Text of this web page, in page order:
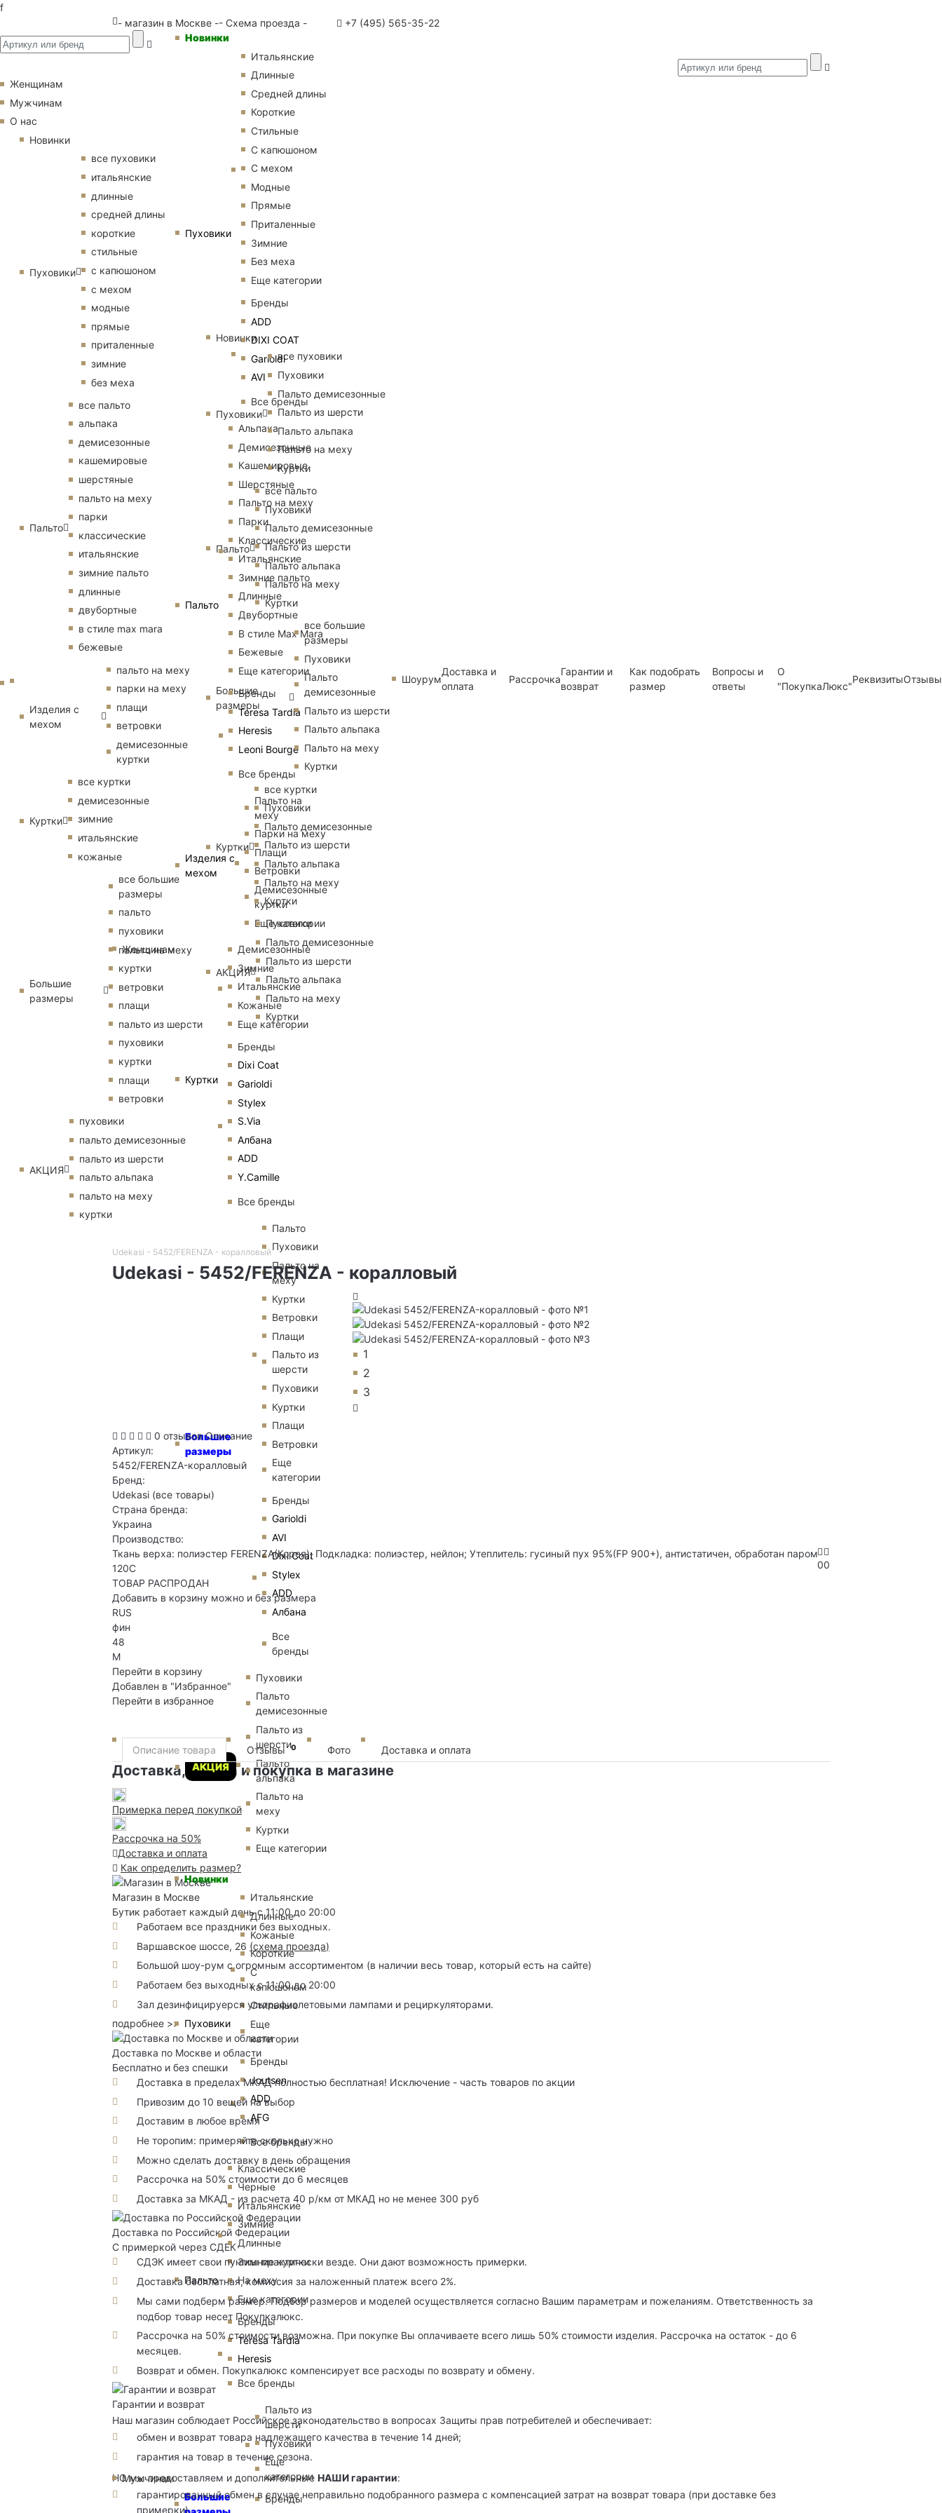
f
- магазин в Москве -- Схема проезда - +7 (495) 565-35-22
Женщинам
Новинки
Пуховики
Итальянские
Длинные
Средней длины
Короткие
Стильные
С капюшоном
С мехом
Модные
Прямые
Приталенные
Зимние
Без меха
Еще категории
Бренды
ADD
DIXI COAT
Garioldi
AVI
Все бренды
Пальто
Альпака
Демисезонные
Кашемировые
Шерстяные
Пальто на меху
Парки
Классические
Итальянские
Зимние пальто
Длинные
Двубортные
В стиле Max Mara
Бежевые
Еще категории
Бренды
Teresa Tardia
Heresis
Leoni Bourge
Все бренды
Изделия с
мехом
Пальто на
меху
Парки на меху
Плащи
Ветровки
Демисезонные
куртки
Еще категории
Куртки
Демисезонные
Зимние
Итальянские
Кожаные
Еще категории
Бренды
Dixi Coat
Garioldi
Stylex
S.Via
Албана
ADD
Y.Camille
Все бренды
Большие
размеры
Пальто
Пуховики
Пальто на
меху
Куртки
Ветровки
Плащи
Пальто из
шерсти
Пуховики
Куртки
Плащи
Ветровки
Еще
категории
Бренды
Garioldi
AVI
Dixi Coat
Stylex
ADD
Албана
Все
бренды
АКЦИЯ
Пуховики
Пальто
демисезонные
Пальто из
шерсти
Пальто
альпака
Пальто на
меху
Куртки
Еще категории
Мужчинам
Новинки
Пуховики
Итальянские
Длинные
Кожаные
Короткие
С
капюшоном
Стильные
Еще
категории
Бренды
Joutsen
ADD
AFG
Все бренды
Пальто
Классические
Черные
Итальянские
Зимние
Длинные
Зимние куртки
На меху
Еще категории
Бренды
Teresa Tardia
Heresis
Все бренды
Большие
Пальто из
шерсти
Пуховики
Еще
категории
Бренды
00
Женщинам
Мужчинам
О нас
Новинки
Пуховики
все пуховики
итальянские
длинные
средней длины
короткие
стильные
с капюшоном
с мехом
модные
прямые
приталенные
зимние
без меха
Пальто
все пальто
альпака
демисезонные
кашемировые
шерстяные
пальто на меху
парки
классические
итальянские
зимние пальто
длинные
двубортные
в стиле max mara
бежевые
Изделия с
мехом
пальто на меху
парки на меху
плащи
ветровки
демисезонные
куртки
Куртки
все куртки
демисезонные
зимние
итальянские
кожаные
Большие
размеры
все большие
размеры
пальто
пуховики
пальто на меху
куртки
ветровки
плащи
пальто из шерсти
пуховики
куртки
плащи
ветровки
АКЦИЯ
пуховики
пальто демисезонные
пальто из шерсти
пальто альпака
пальто на меху
куртки
Новинки
Пуховики
все пуховики
Пуховики
Пальто демисезонные
Пальто из шерсти
Пальто альпака
Пальто на меху
Куртки
Пальто
все пальто
Пуховики
Пальто демисезонные
Пальто из шерсти
Пальто альпака
Пальто на меху
Куртки
Большие
размеры
все большие
размеры
Пуховики
Пальто
демисезонные
Пальто из шерсти
Пальто альпака
Пальто на меху
Куртки
Куртки
все куртки
Пуховики
Пальто демисезонные
Пальто из шерсти
Пальто альпака
Пальто на меху
Куртки
АКЦИЯ
Пуховики
Пальто демисезонные
Пальто из шерсти
Пальто альпака
Пальто на меху
Куртки
Шоурум
Доставка и
оплата
Рассрочка
Гарантии и
возврат
Как подобрать
размер
Вопросы и
ответы
О
"ПокупкаЛюкс"
РеквизитыОтзывы
Udekasi - 5452/FERENZA - коралловый
Udekasi - 5452/FERENZA - коралловый
1
2
3
0 отзывов Описание
Артикул:
5452/FERENZA-коралловый
Бренд:
Udekasi (все товары)
Страна бренда:
Украина
Производство:
Ткань верха: полиэстер FERENZA(Корея); Подкладка: полиэстер, нейлон; Утеплитель: гусиный пух 95%(FP 900+), антистатичен, обработан паром
120С
ТОВАР РАСПРОДАН
Добавить в корзину можно и без размера
RUS
фин
48
M
Перейти в корзину
Добавлен в "Избранное"
Перейти в избранное
Описание товара Отзывы 0 Фото Доставка и оплата
Доставка, оплата и покупка в магазине
Примерка перед покупкой
Рассрочка на 50%
Доставка и оплата
Как определить размер?
Магазин в Москве
Бутик работает каждый день с 11:00 до 20:00
Работаем все праздники без выходных.
Варшавское шоссе, 26 (схема проезда)
Большой шоу-рум с огромным ассортиментом (в наличии весь товар, который есть на сайте)
Работаем без выходных с 11:00 до 20:00
Зал дезинфицируерся ультрафиолетовыми лампами и рециркуляторами.
подробнее >>
Доставка по Москве и области
Бесплатно и без спешки
Доставка в пределах МКАД полностью бесплатная! Исключение - часть товаров по акции
Привозим до 10 вещей на выбор
Доставим в любое время
Не торопим: примеряйте сколько нужно
Можно сделать доставку в день обращения
Рассрочка на 50% стоимости до 6 месяцев
Доставка за МКАД - из расчета 40 р/км от МКАД но не менее 300 руб
Доставка по Российской Федерации
С примеркой через СДЕК
СДЭК имеет свои пунткы практически везде. Они дают возможность примерки.
Доставка бесплатная, комиссия за наложенный платеж всего 2%.
Мы сами подберм размер. Подбор размеров и моделей осуществляется согласно Вашим параметрам и пожеланиям. Ответственность за
подбор товар несет Покупкалюкс.
Рассрочка на 50% стоимости возможна. При покупке Вы оплачиваете всего лишь 50% стоимости изделия. Рассрочка на остаток - до 6
месяцев.
Возврат и обмен. Покупкалюкс компенсирует все расходы по возврату и обмену.
Гарантии и возврат
Наш магазин соблюдает Российское законодательство в вопросах Защиты прав потребителей и обеспечивает:
обмен и возврат товара надлежащего качества в течение 14 дней;
гарантия на товар в течение сезона.
НО мы предоставляем и дополнительные НАШИ гарантии:
гарантированный обмен в случае неправильно подобранного размера с компенсацией затрат на возврат товара (при доставке без
примерки)